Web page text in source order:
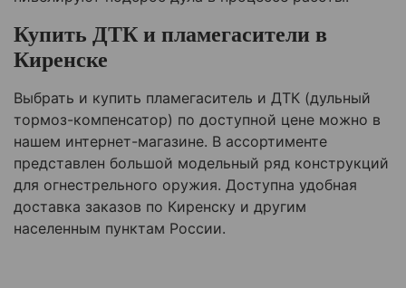
Купить ДТК и пламегасители в
Киренске
Выбрать и купить пламегаситель и ДТК (дульный
тормоз-компенсатор) по доступной цене можно в
нашем интернет-магазине. В ассортименте
представлен большой модельный ряд конструкций
для огнестрельного оружия. Доступна удобная
доставка заказов по Киренску и другим
населенным пунктам России.